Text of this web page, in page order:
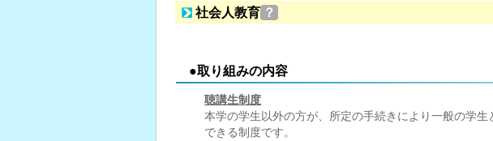
社会人教育 ？
●取り組みの内容
聴講生制度
本学の学生以外の方が、所定の手続きにより一般の学
できる制度です。